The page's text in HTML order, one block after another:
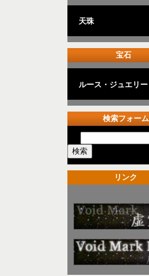
天珠
宝石
ルース・ジュエリー
検索フォーム
リンク